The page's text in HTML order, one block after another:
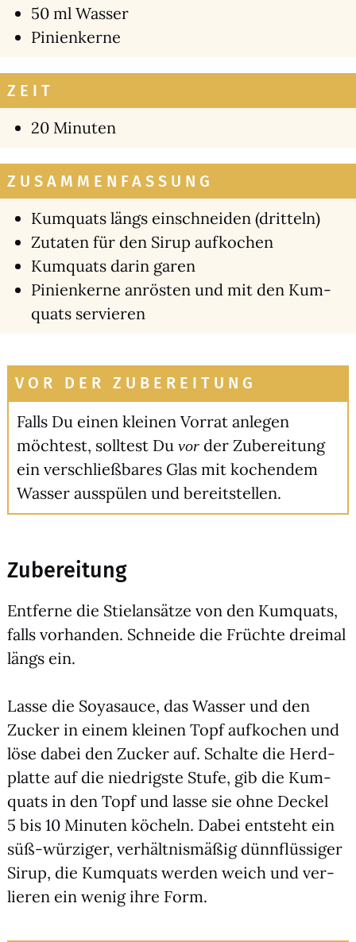
50 ml Was­ser
Pini­en­ker­ne
ZEIT
20 Minu­ten
ZUSAMMENFASSUNG
Kum­quats längs ein­schnei­den (drit­teln)
Zuta­ten für den Sirup auf­ko­chen
Kum­quats dar­in garen
Pini­en­ker­ne anrös­ten und mit den Kum­
quats ser­vie­ren
VOR DER ZUBEREITUNG
Falls Du einen klei­nen Vor­rat anle­gen
möch­test, soll­test Du vor der Zube­rei­tung
ein ver­schließ­ba­res Glas mit kochen­dem
Was­ser aus­spü­len und bereit­stel­len.
Zubereitung
Ent­fer­ne die Stiel­an­sät­ze von den Kum­quats,
falls vor­han­den. Schnei­de die Früch­te drei­mal
längs ein.
Las­se die Soya­sauce, das Was­ser und den
Zucker in einem klei­nen Topf auf­ko­chen und
löse dabei den Zucker auf. Schal­te die Herd­
plat­te auf die nied­rigs­te Stu­fe, gib die Kum­
quats in den Topf und las­se sie ohne Deckel
5 bis 10 Minu­ten köcheln. Dabei ent­steht ein
süß-wür­zi­ger, ver­hält­nis­mä­ßig dünn­flüs­si­ger
Sirup, die Kum­quats wer­den weich und ver­
lie­ren ein wenig ihre Form.